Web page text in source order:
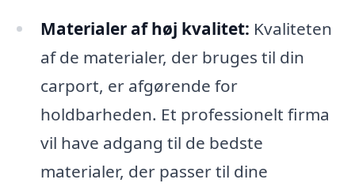
Materialer af høj kvalitet: Kvaliteten
af de materialer, der bruges til din
carport, er afgørende for
holdbarheden. Et professionelt firma
vil have adgang til de bedste
materialer, der passer til dine